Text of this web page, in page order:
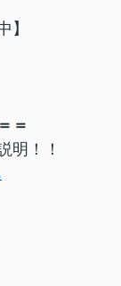
】
＝
明！！